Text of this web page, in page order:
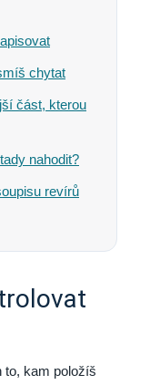
chytat
část, kterou
nahodit?
revírů
to, kam položíš